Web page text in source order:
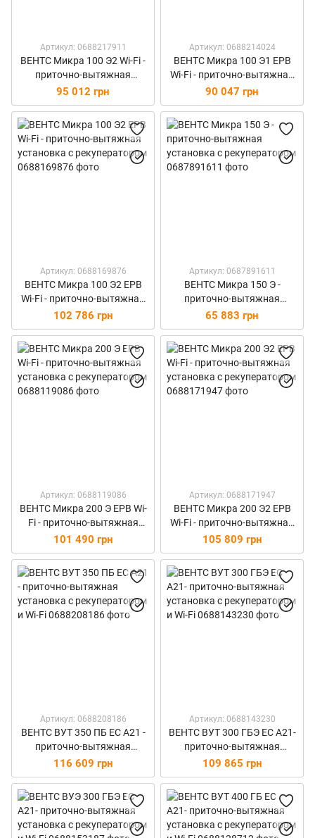
Артикул: 0688217911
ВЕНТС Микра 100 Э2 Wi-Fi -
приточно-вытяжная
установка с рекуператором
95 012 грн
Артикул: 0688214024
ВЕНТС Микра 100 Э1 ЕРВ
Wi-Fi - приточно-вытяжная
установка с рекуператором
90 047 грн
Артикул: 0688169876
ВЕНТС Микра 100 Э2 ЕРВ
Wi-Fi - приточно-вытяжная
установка с рекуператором
102 786 грн
Артикул: 0687891611
ВЕНТС Микра 150 Э -
приточно-вытяжная
установка с рекуператором
65 883 грн
Артикул: 0688119086
ВЕНТС Микра 200 Э ЕРВ Wi-
Fi - приточно-вытяжная
установка с рекуператором
101 490 грн
Артикул: 0688171947
ВЕНТС Микра 200 Э2 ЕРВ
Wi-Fi - приточно-вытяжная
установка с рекуператором
105 809 грн
Артикул: 0688208186
ВЕНТС ВУТ 350 ПБ ЕС А21 -
приточно-вытяжная
установка с рекуператором
и Wi-Fi
116 609 грн
Артикул: 0688143230
ВЕНТС ВУТ 300 ГБЭ ЕС А21-
приточно-вытяжная
установка с рекуператором
и Wi-Fi
109 865 грн